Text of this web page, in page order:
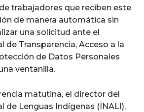
trabajadores que reciben este
de manera automática sin
una solicitud ante el
de Transparencia, Acceso a la
de Datos Personales
ventanilla.
matutina, el director del
de Lenguas Indígenas (INALI),